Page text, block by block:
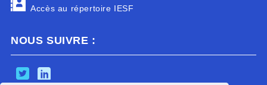
Accès au répertoire IESF
NOUS SUIVRE :